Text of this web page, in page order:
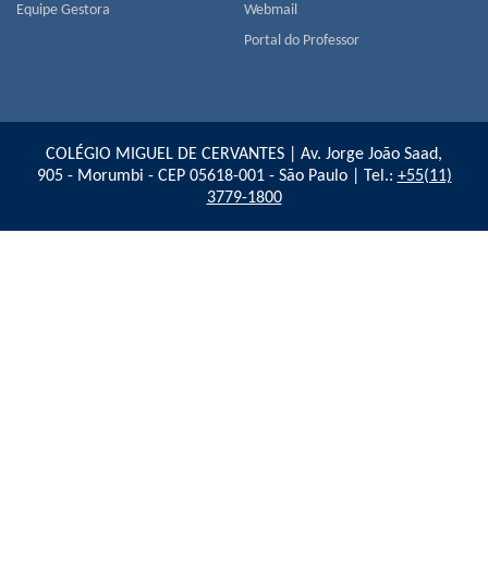
Equipe Gestora
Webmail
Portal do Professor
COLÉGIO MIGUEL DE CERVANTES | Av. Jorge João Saad,
905 - Morumbi - CEP 05618-001 - São Paulo | Tel.: +55(11)
3779-1800